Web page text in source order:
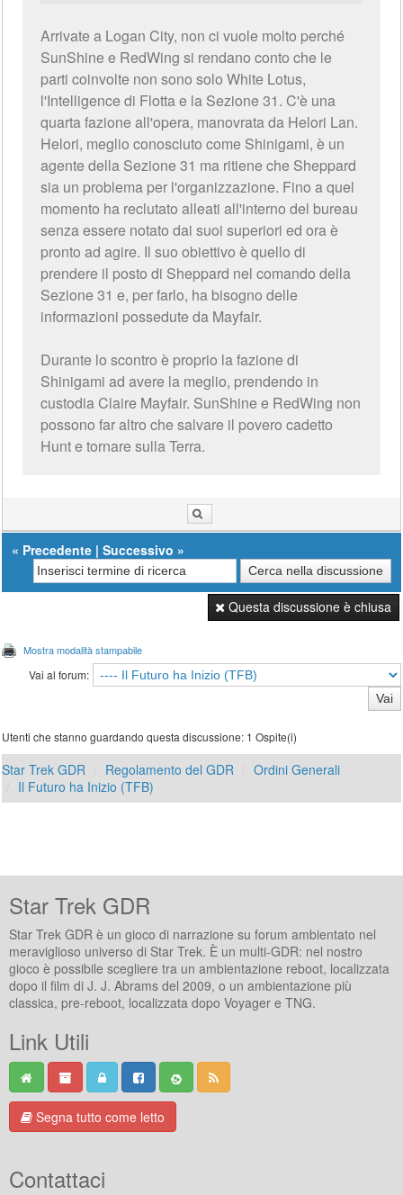
Arrivate a Logan City, non ci vuole molto perché
SunShine e RedWing si rendano conto che le
parti coinvolte non sono solo White Lotus,
l'Intelligence di Flotta e la Sezione 31. C'è una
quarta fazione all'opera, manovrata da Helori Lan.
Helori, meglio conosciuto come Shinigami, è un
agente della Sezione 31 ma ritiene che Sheppard
sia un problema per l'organizzazione. Fino a quel
momento ha reclutato alleati all'interno del bureau
senza essere notato dai suoi superiori ed ora è
pronto ad agire. Il suo obiettivo è quello di
prendere il posto di Sheppard nel comando della
Sezione 31 e, per farlo, ha bisogno delle
informazioni possedute da Mayfair.
Durante lo scontro è proprio la fazione di
Shinigami ad avere la meglio, prendendo in
custodia Claire Mayfair. SunShine e RedWing non
possono far altro che salvare il povero cadetto
Hunt e tornare sulla Terra.
« Precedente |Successivo »
Questa discussione è chiusa
Mostra modalità stampabile
Vai al forum:
Utenti che stanno guardando questa discussione: 1 Ospite(i)
Star Trek GDR Regolamento del GDR
Ordini Generali
Il Futuro ha Inizio (TFB)
Star Trek GDR
Star Trek GDR è un gioco di narrazione su forum ambientato nel
meraviglioso universo di Star Trek. È un multi-GDR: nel nostro
gioco è possibile scegliere tra un ambientazione reboot, localizzata
dopo il film di J. J. Abrams del 2009, o un ambientazione più
classica, pre-reboot, localizzata dopo Voyager e TNG.
Link Utili
Segna tutto come letto
Contattaci